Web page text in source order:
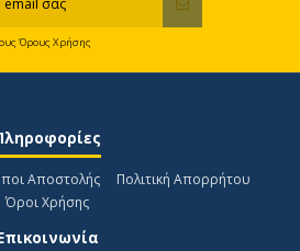
Όρους Χρήσης
Αποστολής
Πολιτική Απορρήτου
Όροι Χρήσης